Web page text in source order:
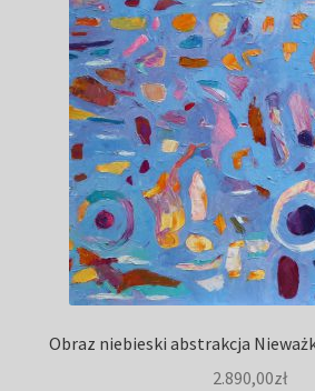
Obraz niebieski abstrakcja
2.890,00zł